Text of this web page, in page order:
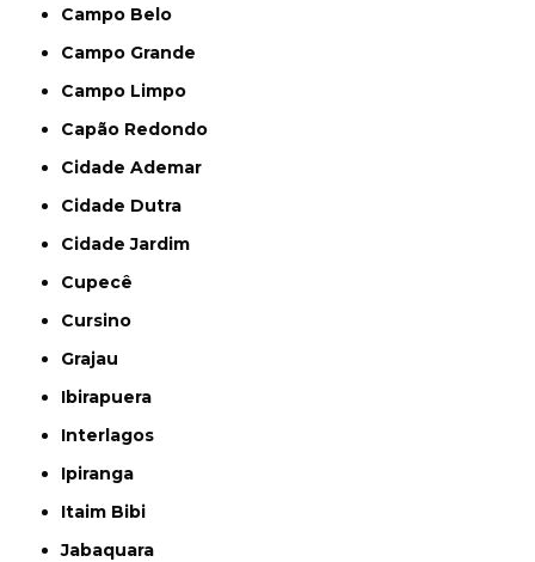
Campo Belo
Campo Grande
Campo Limpo
Capão Redondo
Cidade Ademar
Cidade Dutra
Cidade Jardim
Cupecê
Cursino
Grajau
Ibirapuera
Interlagos
Ipiranga
Itaim Bibi
Jabaquara